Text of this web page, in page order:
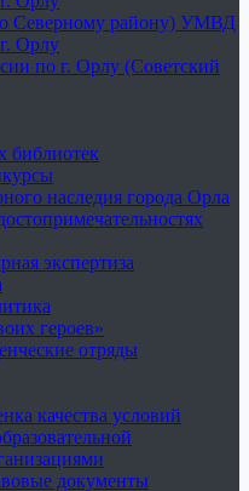
Северному району) УМВД
Орлу
по г. Орлу (Советский
библиотек
наследия города Орла
экспертиза
героев»
отряды
качества условий
документы